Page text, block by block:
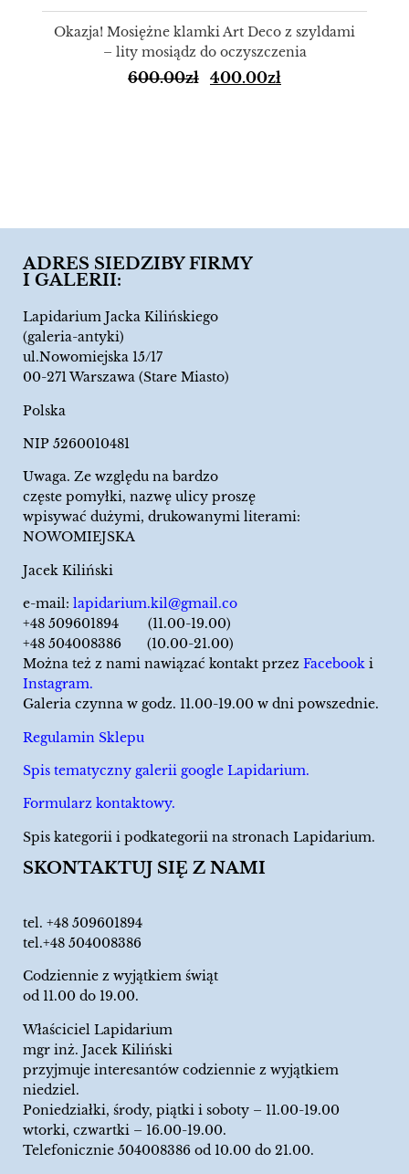
Okazja! Mosiężne klamki Art Deco z szyldami
– lity mosiądz do oczyszczenia
600.00zł 400.00zł
ADRES SIEDZIBY FIRMY
I GALERII:
Lapidarium Jacka Kilińskiego
(galeria-antyki)
ul.Nowomiejska 15/17
00-271 Warszawa (Stare Miasto)
Polska
NIP 5260010481
Uwaga. Ze względu na bardzo
częste pomyłki, nazwę ulicy proszę
wpisywać dużymi, drukowanymi literami:
NOWOMIEJSKA
Jacek Kiliński
e-mail: lapidarium.kil@gmail.co
+48 509601894 (11.00-19.00)
+48 504008386 (10.00-21.00)
Można też z nami nawiązać kontakt przez Facebook i
Instagram.
Galeria czynna w godz. 11.00-19.00 w dni powszednie.
Regulamin Sklepu
Spis tematyczny galerii google Lapidarium.
Formularz kontaktowy.
Spis kategorii i podkategorii na stronach Lapidarium.
SKONTAKTUJ SIĘ Z NAMI
tel. +48 509601894
tel.+48 504008386
Codziennie z wyjątkiem świąt
od 11.00 do 19.00.
Właściciel Lapidarium
mgr inż. Jacek Kiliński
przyjmuje interesantów codziennie z wyjątkiem
niedziel.
Poniedziałki, środy, piątki i soboty – 11.00-19.00
wtorki, czwartki – 16.00-19.00.
Telefonicznie 504008386 od 10.00 do 21.00.